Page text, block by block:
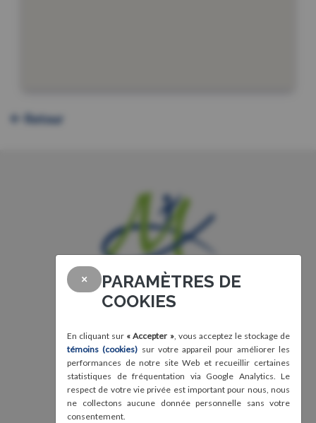
Retour
×
PARAMÈTRES DE
COOKIES
En cliquant sur « Accepter », vous acceptez le stockage de
témoins (cookies) sur votre appareil pour améliorer les
performances de notre site Web et recueillir certaines
statistiques de fréquentation via Google Analytics. Le
respect de votre vie privée est important pour nous, nous
ne collectons aucune donnée personnelle sans votre
consentement.